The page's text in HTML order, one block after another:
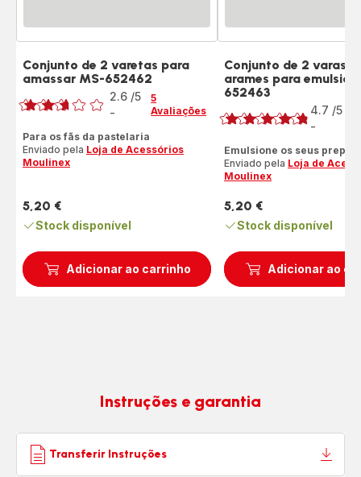
Adicionar ao carrinho
Conjunto de 2 varetas para
amassar MS-652462
Classificação
2.6 /5
-
5
Avaliações
Para os fãs da pastelaria
Enviado pela Loja de Acessórios
Moulinex
Preço
5,20 €
Stock disponível
Adicionar ao
Conjunto de 2 varas
arames para
652463
Classificação
4.7 /5
-
Emulsione os seus
Enviado pela Loja de
Moulinex
Preço
5,20 €
Stock disponível
Instruções e garantia
Transferir Instruções